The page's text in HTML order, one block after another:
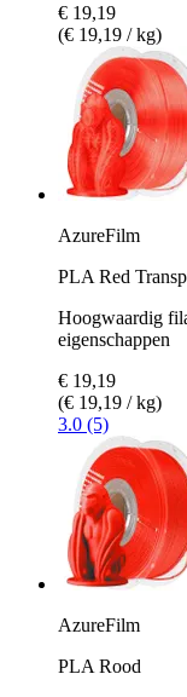
€ 19,19
(€ 19,19 / kg)
AzureFilm
PLA Red
Hoogwaardig
eigenschappen
€ 19,19
(€ 19,19 / kg)
3.0 (5)
AzureFilm
PLA Rood